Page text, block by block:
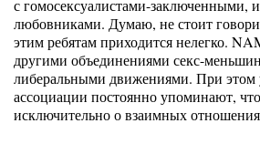
с гомосексуалистами-заключенными,
любовниками. Думаю, не стоит
этим ребятам приходится нелегко.
другими объединениями секс-
либеральными движениями. При этом
ассоциации постоянно упоминают,
исключительно о взаимных